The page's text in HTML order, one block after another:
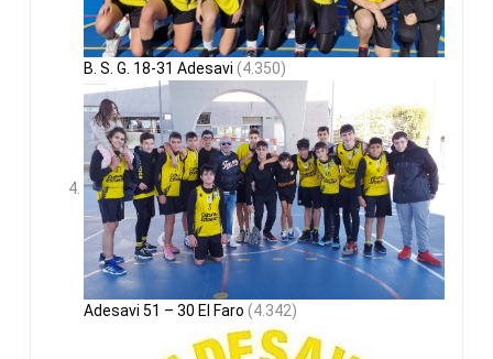
B. S. G. 18-31 Adesavi (4.350)
Adesavi 51 – 30 El Faro (4.342)